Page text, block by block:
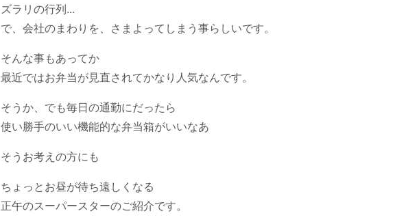
ズラリの行列...
で、会社のまわりを、さまよってしまう事らしいです。
そんな事もあってか
最近ではお弁当が見直されてかなり人気なんです。
そうか、でも毎日の通勤にだったら
使い勝手のいい機能的な弁当箱がいいなあ
そうお考えの方にも
ちょっとお昼が待ち遠しくなる
正午のスーパースターのご紹介です。